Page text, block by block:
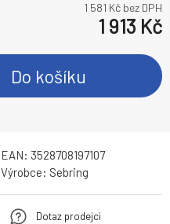
1 581 Kč bez DPH
1 913 Kč
Do košíku
EAN: 3528708197107
Výrobce: Sebring
Dotaz prodejci